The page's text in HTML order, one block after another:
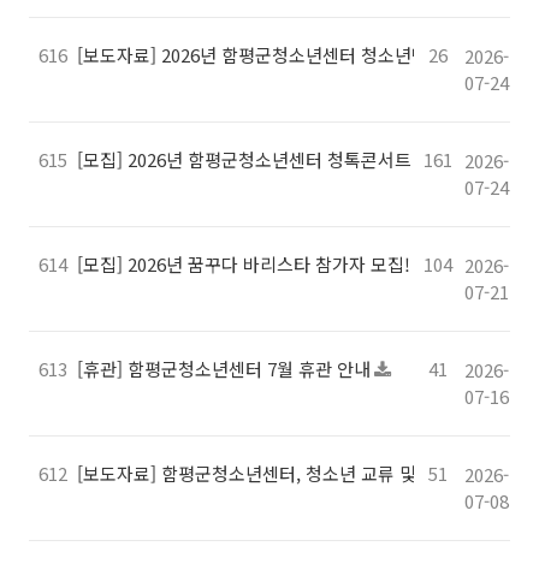
616 [보도자료] 2026년 함평군청소년센터 청소년방과후아카데
26
2026-
07-24
615 [모집] 2026년 함평군청소년센터 청톡콘서트 "가장 나다운
161
2026-
07-24
614 [모집] 2026년 꿈꾸다 바리스타 참가자 모집! 104 2026-
07-21
613 [휴관] 함평군청소년센터 7월 휴관 안내 41
2026-
07-16
612 [보도자료] 함평군청소년센터, 청소년 교류 및 공동 협력 증
51
2026-
07-08